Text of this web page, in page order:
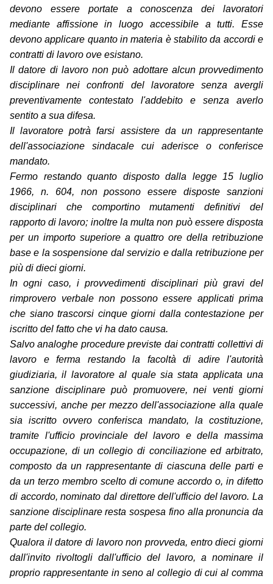
devono essere portate a conoscenza dei lavoratori
mediante affissione in luogo accessibile a tutti. Esse
devono applicare quanto in materia è stabilito da accordi e
contratti di lavoro ove esistano.
Il datore di lavoro non può adottare alcun provvedimento
disciplinare nei confronti del lavoratore senza avergli
preventivamente contestato l'addebito e senza averlo
sentito a sua difesa.
Il lavoratore potrà farsi assistere da un rappresentante
dell'associazione sindacale cui aderisce o conferisce
mandato.
Fermo restando quanto disposto dalla legge 15 luglio
1966, n. 604, non possono essere disposte sanzioni
disciplinari che comportino mutamenti definitivi del
rapporto di lavoro; inoltre la multa non può essere disposta
per un importo superiore a quattro ore della retribuzione
base e la sospensione dal servizio e dalla retribuzione per
più di dieci giorni.
In ogni caso, i provvedimenti disciplinari più gravi del
rimprovero verbale non possono essere applicati prima
che siano trascorsi cinque giorni dalla contestazione per
iscritto del fatto che vi ha dato causa.
Salvo analoghe procedure previste dai contratti collettivi di
lavoro e ferma restando la facoltà di adire l'autorità
giudiziaria, il lavoratore al quale sia stata applicata una
sanzione disciplinare può promuovere, nei venti giorni
successivi, anche per mezzo dell'associazione alla quale
sia iscritto ovvero conferisca mandato, la costituzione,
tramite l'ufficio provinciale del lavoro e della massima
occupazione, di un collegio di conciliazione ed arbitrato,
composto da un rappresentante di ciascuna delle parti e
da un terzo membro scelto di comune accordo o, in difetto
di accordo, nominato dal direttore dell'ufficio del lavoro. La
sanzione disciplinare resta sospesa fino alla pronuncia da
parte del collegio.
Qualora il datore di lavoro non provveda, entro dieci giorni
dall'invito rivoltogli dall'ufficio del lavoro, a nominare il
proprio rappresentante in seno al collegio di cui al comma